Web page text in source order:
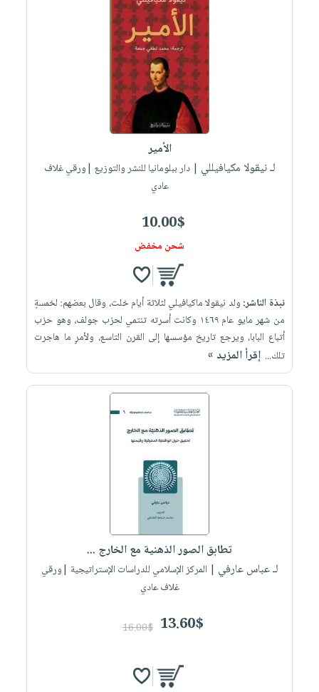
الأمير
لـ نيقولا مكيافيللي | دار ببلومانيا للنشر والتوزيع |ورقي غلاف
عادي
10.00$
شحن مخفض
نبذة الناشر: ولد نيقولا ماكيافيلي لثلاثة أيام خلت، وقال بعضهم: لخمسةٍ
من شهر مايو عام ١٤٦٩ وكانت أسرته تنتمي لحزب جولف، وهو حزب
أتباع البابا، ويرجع تاريخ مؤسسها إلى القرن التاسع، ولأمرٍ ما هاجرت
تلك... إقرأ المزيد »
تطابق الصور الذهنية مع الخارج ...
لـ عباس عارفي | المركز الإسلامي للدراسات الإستراتيجية |ورقي
غلاف عادي
13.60$
16.00$